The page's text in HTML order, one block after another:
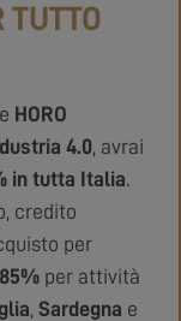
HORO
4.0, avrai
in tutta Italia.
credito
per
85% per attività
, Sardegna e